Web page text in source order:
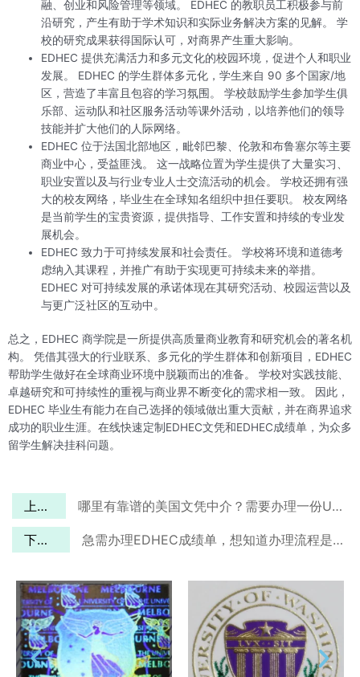
融、创业和风险管理等领域。 EDHEC 的教职员工积极参与前
沿研究，产生有助于学术知识和实际业务解决方案的见解。 学
校的研究成果获得国际认可，对商界产生重大影响。
EDHEC 提供充满活力和多元文化的校园环境，促进个人和职业
发展。 EDHEC 的学生群体多元化，学生来自 90 多个国家/地
区，营造了丰富且包容的学习氛围。 学校鼓励学生参加学生俱
乐部、运动队和社区服务活动等课外活动，以培养他们的领导
技能并扩大他们的人际网络。
EDHEC 位于法国北部地区，毗邻巴黎、伦敦和布鲁塞尔等主要
商业中心，受益匪浅。 这一战略位置为学生提供了大量实习、
职业安置以及与行业专业人士交流活动的机会。 学校还拥有强
大的校友网络，毕业生在全球知名组织中担任要职。 校友网络
是当前学生的宝贵资源，提供指导、工作安置和持续的专业发
展机会。
EDHEC 致力于可持续发展和社会责任。 学校将环境和道德考
虑纳入其课程，并推广有助于实现更可持续未来的举措。
EDHEC 对可持续发展的承诺体现在其研究活动、校园运营以及
与更广泛社区的互动中。
总之，EDHEC 商学院是一所提供高质量商业教育和研究机会的著名机
构。 凭借其强大的行业联系、多元化的学生群体和创新项目，EDHEC
帮助学生做好在全球商业环境中脱颖而出的准备。 学校对实践技能、
卓越研究和可持续性的重视与商业界不断变化的需求相一致。 因此，
EDHEC 毕业生有能力在自己选择的领域做出重大贡献，并在商界追求
成功的职业生涯。在线快速定制EDHEC文凭和EDHEC成绩单，为众多
留学生解决挂科问题。
上一篇 哪里有靠谱的美国文凭中介？需要办理一份UT-Dallas毕业证
下一篇 急需办理EDHEC成绩单，想知道办理流程是怎样的？